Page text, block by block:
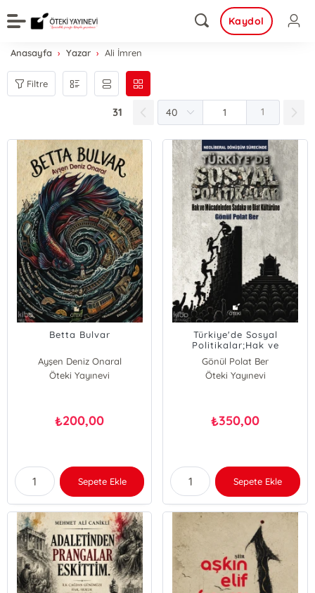
Kaydol
Anasayfa Yazar Ali İmren
Filtre
31 1
Betta Bulvar
Ayşen Deniz Onaral
Öteki Yayınevi
₺200,00
Sepete Ekle
Türkiye'de Sosyal
Politikalar;Hak ve
Mücadeleden Sadaka ve
Biat Kültürüne
Gönül Polat Ber
Öteki Yayınevi
₺350,00
Sepete Ekle